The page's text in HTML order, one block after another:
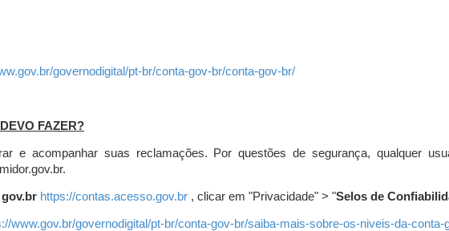
governodigital/pt-br/conta-gov-br/conta-gov-br/
FAZER?
e acompanhar suas reclamações. Por questões de segurança, qualquer
gov.br https://contas.acesso.gov.br , clicar em "Privacidade" > "Selos de
www.gov.br/governodigital/pt-br/conta-gov-br/saiba-mais-sobre-os-niveis-da-